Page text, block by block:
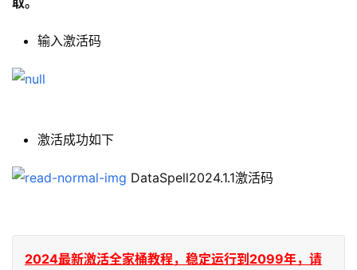
输入激活码
激活成功如下
DataSpell2024.1.1激活码
2024最新激活全家桶教程，稳定运行到2099年，请